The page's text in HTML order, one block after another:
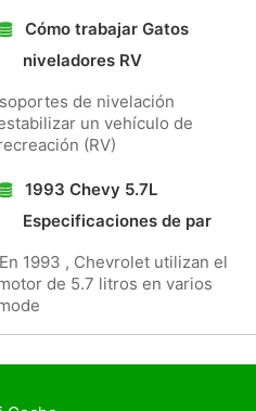
Cómo trabajar Gatos
niveladores RV
soportes de nivelación
un vehículo de
(RV)
1993 Chevy 5.7L
Especificaciones de par
En 1993 , Chevrolet utilizan el
de 5.7 litros en varios